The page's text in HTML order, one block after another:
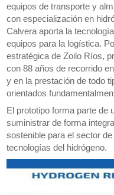
equipos de transporte y
con especialización en
Calvera aporta la
equipos para la logística.
estratégica de Zoilo Ríos,
con 88 años de recorrido
y en la prestación de todo
orientados
El prototipo forma parte de
suministrar de forma
sostenible para el sector
tecnologías del hidrógeno.